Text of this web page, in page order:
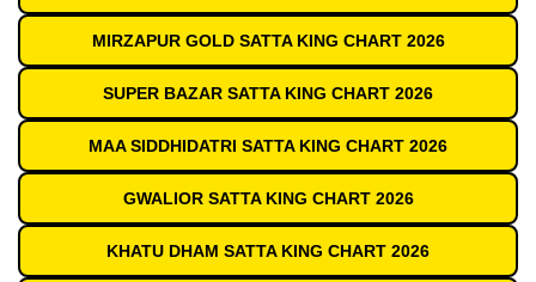
MIRZAPUR GOLD SATTA KING CHART 2026
SUPER BAZAR SATTA KING CHART 2026
MAA SIDDHIDATRI SATTA KING CHART 2026
GWALIOR SATTA KING CHART 2026
KHATU DHAM SATTA KING CHART 2026